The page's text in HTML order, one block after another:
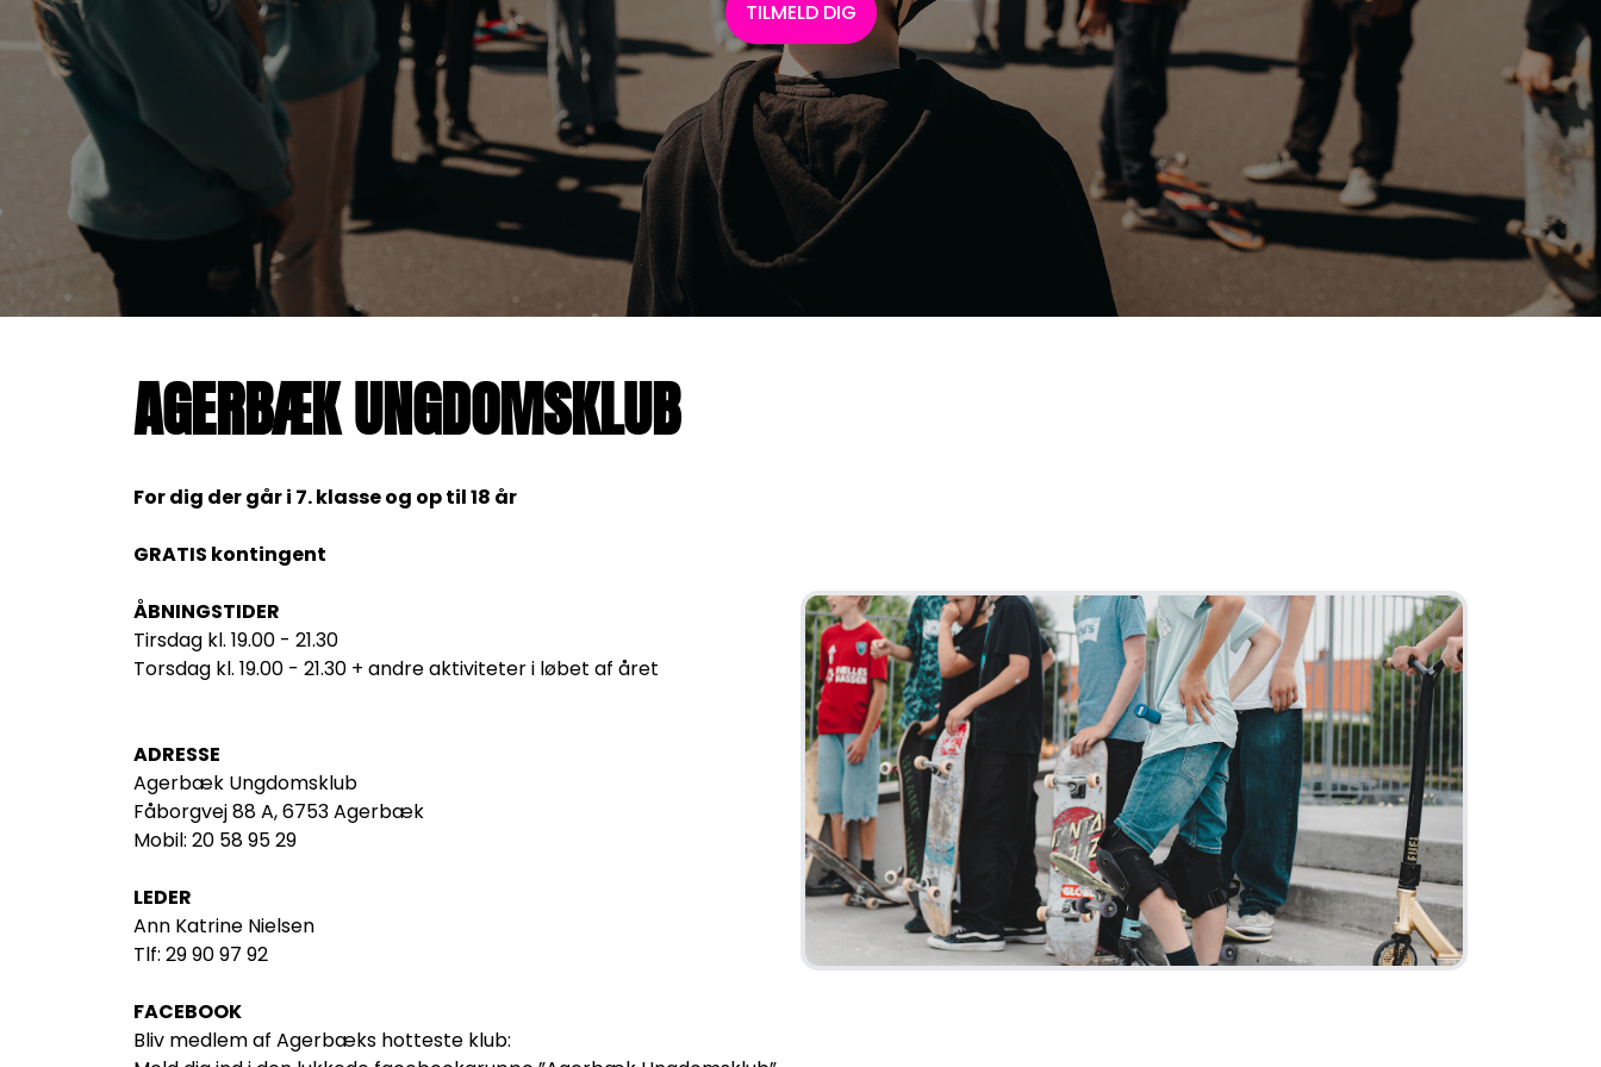
TILMELD DIG
AGERBÆK UNGDOMSKLUB
For dig der går i 7. klasse og op til 18 år
GRATIS kontingent
ÅBNINGSTIDER
Tirsdag kl. 19.00 - 21.30
Torsdag kl. 19.00 - 21.30 + andre aktiviteter i løbet af året
ADRESSE
Agerbæk Ungdomsklub
Fåborgvej 88 A, 6753 Agerbæk
Mobil: 20 58 95 29
LEDER
Ann Katrine Nielsen
Tlf: 29 90 97 92
FACEBOOK
Bliv medlem af Agerbæks hotteste klub: